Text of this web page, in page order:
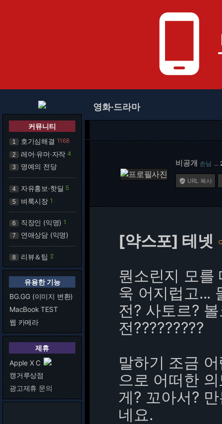
phone_android
커뮤니티
1 호기심해결 1168
2 레어·유머·자작 4
3 명예의 전당
4 자유홍보·핫딜 5
5 벼룩시장 1
6 직장인 (익명) 1
7 연애상담 (익명)
8 리뷰＆팁 2
유용한 기능
BG.GG (이미지 변환)
MacBook TEST
웹 카메라
제휴
Apple X C
캥거루상점
광고제휴 문의
영화·드라마
비공개 손님 …
 URL 복사
[약스포] 테넷
뭔소린지 모를
욱 어지럽고...
전? 사토르?
전?????????
말하기 조금
으로 어떠한
게? 꼬아서?
네요.